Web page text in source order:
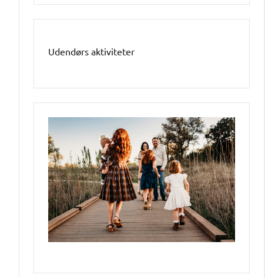
Udendørs aktiviteter